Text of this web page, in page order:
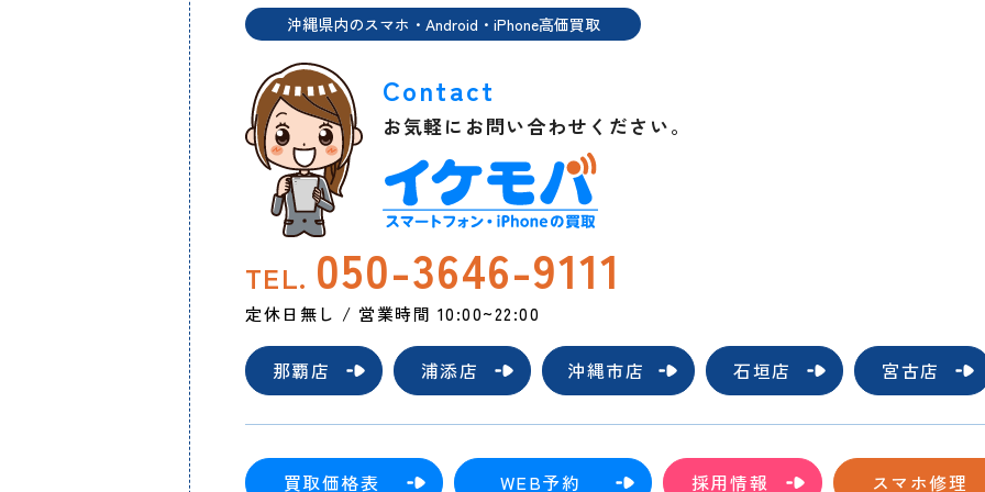
沖縄県内のスマホ・Android・iPhone高価買取
Contact
お気軽にお問い合わせください。
TEL. 050-3646-9111
定休日無し / 営業時間 10:00~22:00
那覇店 浦添店 沖縄市店 石垣店 宮古店
買取価格表 WEB予約 採用情報 スマホ修理